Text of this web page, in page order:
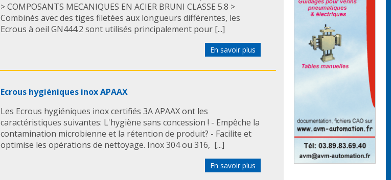
> COMPOSANTS MECANIQUES EN ACIER BRUNI CLASSE 5.8 >
Combinés avec des tiges filetées aux longueurs différentes, les
Ecrous à oeil GN444.2 sont utilisés principalement pour [...]
En savoir plus
Ecrous hygiéniques inox APAAX
Les Ecrous hygiéniques inox certifiés 3A APAAX ont les
caractéristiques suivantes: L'hygiène sans concession ! - Empêche la
contamination microbienne et la rétention de produit? - Facilite et
optimise les opérations de nettoyage. Inox 304 ou 316, [...]
En savoir plus